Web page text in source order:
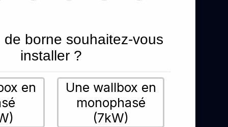
de borne souhaitez-vous
installer ?
en
Une wallbox en
monophasé
(7kW)